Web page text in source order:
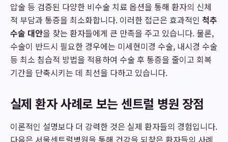
압술 등 검증된 다양한 비수술 치료 옵션을 통해 환자의 신체
적 부담과 통증을 최소화합니다. 이러한 접근은 효과적인 척추
수술 대안을 찾는 환자들에게 큰 만족을 주고 있습니다. 물론,
수술이 반드시 필요한 경우에는 미세현미경 수술, 내시경 수술
등 최소 침습적 방법을 적용하여 수술 후 통증을 줄이고 회복
기간을 단축시키는 데 최선을 다하고 있습니다.
실제 환자 사례로 보는 센트럴 병원 장점
이론적인 설명보다 더 강력한 것은 실제 환자들의 경험입니다.
다음은 서울센트럴병원을 통해 건강을 되찾은 환자들의 사례